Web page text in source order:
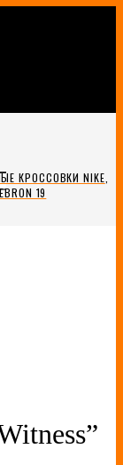
КРОССОВКИ NIKE
19